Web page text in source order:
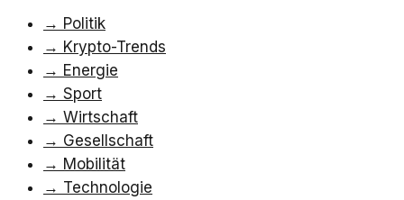
→ Politik
→ Krypto-Trends
→ Energie
→ Sport
→ Wirtschaft
→ Gesellschaft
→ Mobilität
→ Technologie